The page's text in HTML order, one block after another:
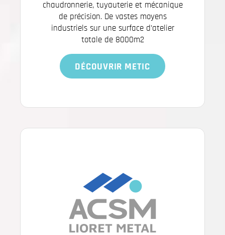
chaudronnerie, tuyauterie et mécanique
de précision. De vastes moyens
industriels sur une surface d’atelier
totale de 8000m2
DÉCOUVRIR METIC